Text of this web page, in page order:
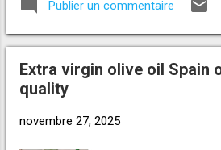
palettes (avec
Quentin Fallavier
91070 Bondoufle
/10 l / et 5 l pour
Publier un commentaire
Extra virgin olive oil Spain
quality
novembre 27, 2025